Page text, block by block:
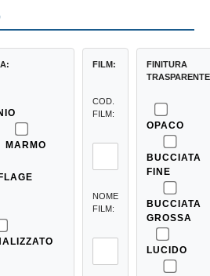
MARMO
FILM:
COD.
FILM:
NOME
FILM:
FINITURA
OPACO
BUCCIATA
FINE
BUCCIATA
GROSSA
LUCIDO